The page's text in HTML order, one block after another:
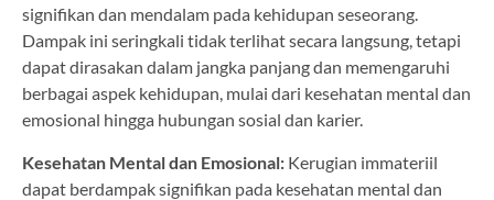
signifikan dan mendalam pada kehidupan seseorang.
Dampak ini seringkali tidak terlihat secara langsung, tetapi
dapat dirasakan dalam jangka panjang dan memengaruhi
berbagai aspek kehidupan, mulai dari kesehatan mental dan
emosional hingga hubungan sosial dan karier.
Kesehatan Mental dan Emosional: Kerugian immateriil
dapat berdampak signifikan pada kesehatan mental dan